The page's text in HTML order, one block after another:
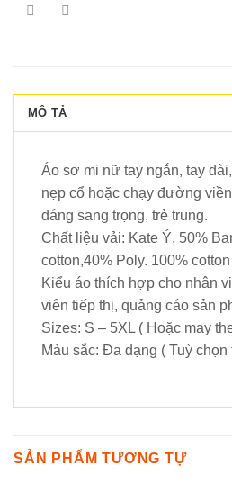
MÔ TẢ
Áo sơ mi nữ tay ngắn, tay
nẹp cổ hoặc chạy đường
dáng sang trọng, trẻ trung.
Chất liệu vải: Kate Ý, 50%
cotton,40% Poly. 100%
Kiểu áo thích hợp cho nhân
viên tiếp thị, quảng cáo sản
Sizes: S – 5XL ( Hoặc may
Màu sắc: Đa dạng ( Tuỳ
SẢN PHẨM TƯƠNG TỰ